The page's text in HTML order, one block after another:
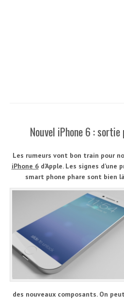
Nouvel iPhone 6 :
Les rumeurs vont bon train pour
iPhone 6d’Apple. Les signes d’une
smart phone phare sont bien
des nouveaux composants. On